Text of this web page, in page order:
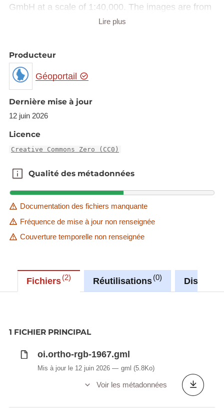
GmbH at a scale of 1:40,000. The images are from
the archives of the Surveyors and Photogrammetry
Due to storage constraint, the raster image is made
available in Luxembourg national projection
(EPSG:3035).
The raster in JP2 format can be downloaded from
the URL provided in the INSPIRE GML under
rangeSet/File/FileReference node or from the
Description copied from
catalog.inspire.geoportail.lu.
Lire plus
Producteur
Géoportail
Dernière mise à jour
12 juin 2026
Licence
Creative Commons Zero (CC0)
Qualité des métadonnées
Qualité des métadonnées
Documentation des fichiers manquante
Fréquence de mise à jour non renseignée
Couverture temporelle non renseignée
Fichiers 2 Réutilisations 0
1 FICHIER PRINCIPAL
oi.ortho-rgb-1967.gml
Mis à jour le 12 juin 2026 gml (5.8Ko)
Voir les métadonnées